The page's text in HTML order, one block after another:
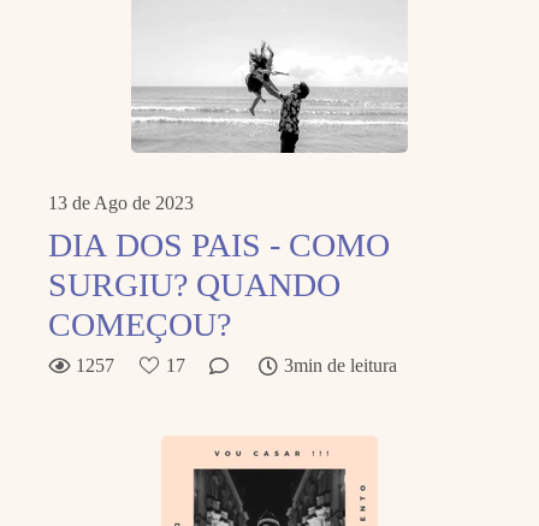
13 de Ago de 2023
DIA DOS PAIS - COMO
SURGIU? QUANDO
COMEÇOU?
1257 17 3min de leitura